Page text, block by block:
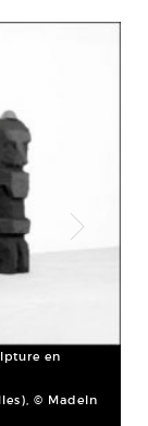
en
© MadeIn